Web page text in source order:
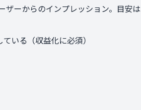
ザーからのインプレッション。目安は
いる（収益化に必須）